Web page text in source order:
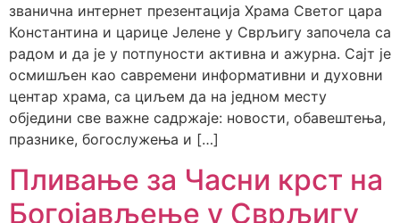
званична интернет презентација Храма Светог цара
Константина и царице Јелене у Сврљигу започела са
радом и да је у потпуности активна и ажурна. Сајт је
осмишљен као савремени информативни и духовни
центар храма, са циљем да на једном месту
обједини све важне садржаје: новости, обавештења,
празнике, богослужења и […]
Пливање за Часни крст на
Богојављење у Сврљигу